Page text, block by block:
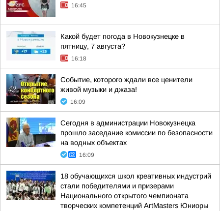
16:45
Какой будет погода в Новокузнецке в
пятницу, 7 августа?
16:18
Событие, которого ждали все ценители
живой музыки и джаза!
16:09
Сегодня в администрации Новокузнецка
прошло заседание комиссии по безопасности
на водных объектах
16:09
18 обучающихся школ креативных индустрий
стали победителями и призерами
Национального открытого чемпионата
творческих компетенций ArtMasters Юниоры